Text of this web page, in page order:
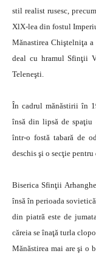
stil realist rusesc,
XlX-lea din fostul
Mănastirea Chiştelniţa
deal cu hramul Sfinţii
Teleneşti.
În cadrul mănăstirii în
însă din lipsă de spaţiu
într-o fostă tabară de
deschis şi o secţie pentru
Biserica Sfinţii
însă în perioada
din piatră este de
căreia se înaţă turla
Mănăstirea mai are şi o